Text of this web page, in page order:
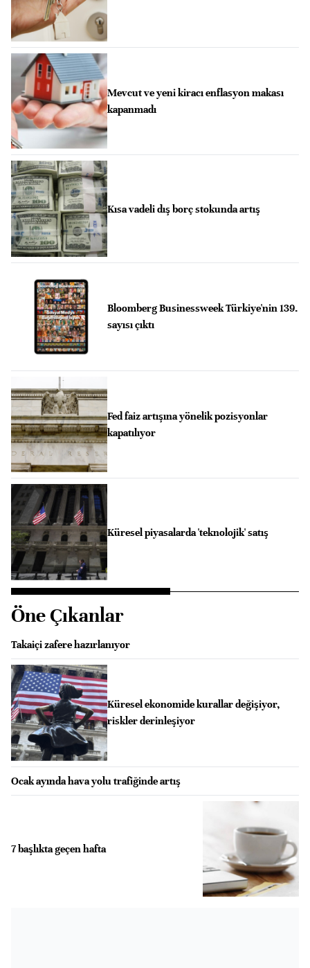
Mevcut ve yeni kiracı enflasyon makası
kapanmadı
Kısa vadeli dış borç stokunda artış
Bloomberg Businessweek Türkiye'nin 139.
sayısı çıktı
Fed faiz artışına yönelik pozisyonlar
kapatılıyor
Küresel piyasalarda 'teknolojik' satış
Öne Çıkanlar
Takaiçi zafere hazırlanıyor
Küresel ekonomide kurallar değişiyor,
riskler derinleşiyor
Ocak ayında hava yolu trafiğinde artış
7 başlıkta geçen hafta